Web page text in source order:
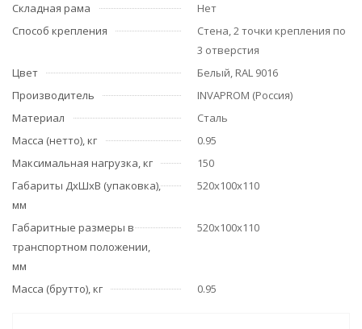
Складная рама
Нет
Способ крепления
Стена, 2 точки крепления по
3 отверстия
Цвет
Белый, RAL 9016
Производитель
INVAPROM (Россия)
Материал
Сталь
Масса (нетто), кг
0.95
Максимальная нагрузка, кг
150
Габариты ДхШхВ (упаковка),
мм
520х100х110
Габаритные размеры в
транспортном положении,
мм
520х100х110
Масса (брутто), кг 0.95